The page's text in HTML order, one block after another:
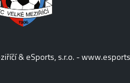
& eSports, s.r.o. -